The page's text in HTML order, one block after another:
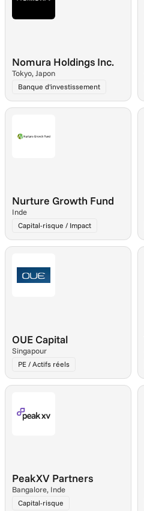
Nomura Holdings Inc.
Tokyo, Japon
Banque d'investissement
Nurture Growth Fund
Inde
Capital-risque / Impact
OUE Capital
Singapour
PE / Actifs réels
PeakXV Partners
Bangalore, Inde
Capital-risque